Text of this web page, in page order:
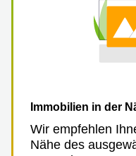
Immobilien in der
Wir empfehlen
Nähe des